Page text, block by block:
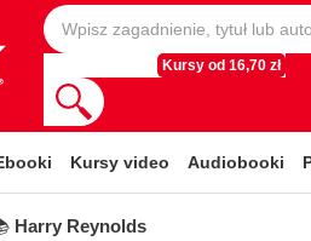
Kursy od 16,70 zł
Kursy video Audiobooki
Harry Reynolds